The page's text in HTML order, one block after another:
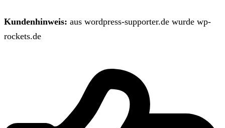
Kundenhinweis: aus wordpress-supporter.de wurde wp-
rockets.de